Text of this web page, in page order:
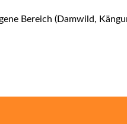
Bereich (Damwild,